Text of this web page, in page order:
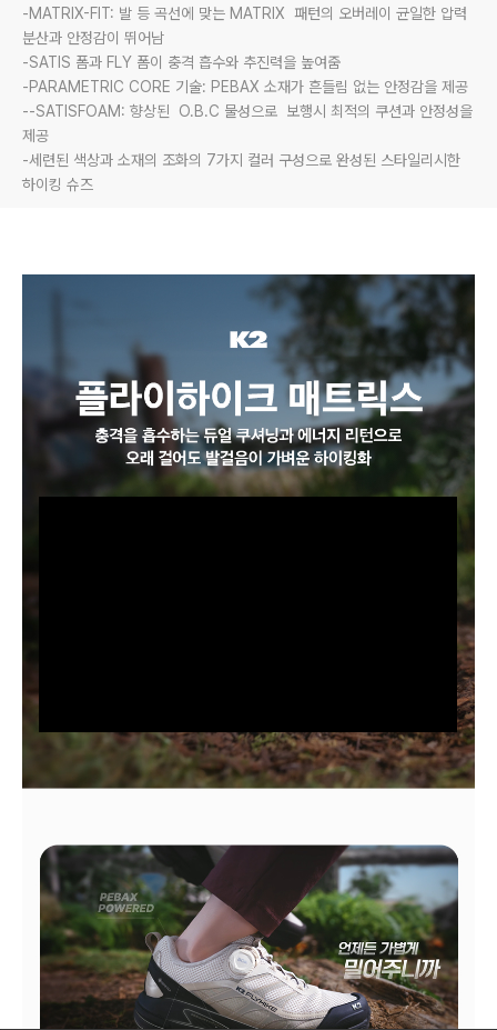
-MATRIX-FIT: 발 등 곡선에 맞는 MATRIX  패턴의 오버레이 균일한 압력
분산과 안정감이 뛰어남
-SATIS 폼과 FLY 폼이 충격 흡수와 추진력을 높여줌
-PARAMETRIC CORE 기술: PEBAX 소재가 흔들림 없는 안정감을 제공
--SATISFOAM: 향상된  O.B.C 물성으로  보행시 최적의 쿠션과 안정성을
제공
-세련된 색상과 소재의 조화의 7가지 컬러 구성으로 완성된 스타일리시한
하이킹 슈즈